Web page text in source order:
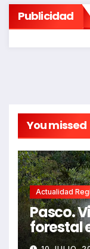
Publicidad
You missed
Actualidad
Pasco.
forestal